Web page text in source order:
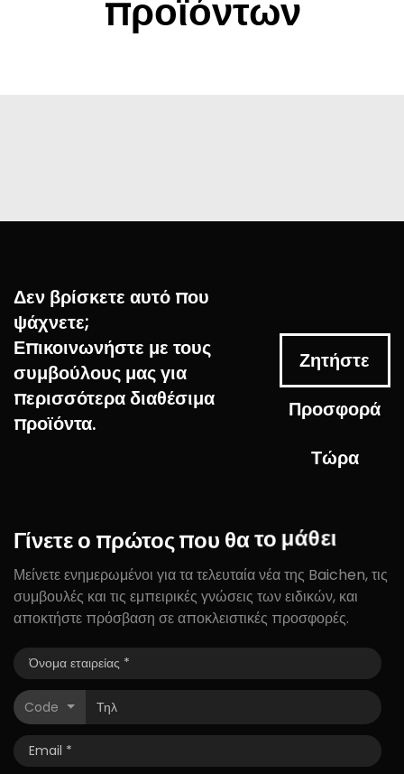
προϊόντων
Δεν βρίσκετε αυτό που
ψάχνετε;
Επικοινωνήστε με τους
συμβούλους μας για
περισσότερα διαθέσιμα
προϊόντα.
Ζητήστε
Προσφορά
Τώρα
Γίνετεο πρώτοςπου θατομάθει
Μείνετε ενημερωμένοι για τα τελευταία νέα της Baichen, τις
συμβουλές και τις εμπειρικές γνώσεις των ειδικών, και
αποκτήστε πρόσβαση σε αποκλειστικές προσφορές.
Code